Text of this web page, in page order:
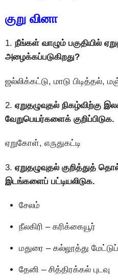
குறு வினா
1. நீங்கள் வாழும் பகுதியில்
அழைக்கப்படுகிறது?
ஜல்லிக்கட்டு, மாடு பிடித்தல்,
2. ஏறுதழுவுதல் நிகழ்விற்கு
வேறுபெயர்களைக் குறிப்பிடுக.
ஏறுகோள், எருதுகட்டி
3. ஏறுதழுவுதல் குறித்துத்
இடங்களைப் பட்டியலிடுக.
சேலம்
நீலகிரி – கரிக்கையூர்
மதுரை – கல்லூத்து
தேனி – சித்திரக்கல் புடவு